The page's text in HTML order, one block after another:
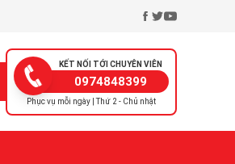
KẾT NỐI TỚI CHUYÊN VIÊN
0974848399
Phục vụ mỗi ngày | Thứ 2 - Chủ nhật